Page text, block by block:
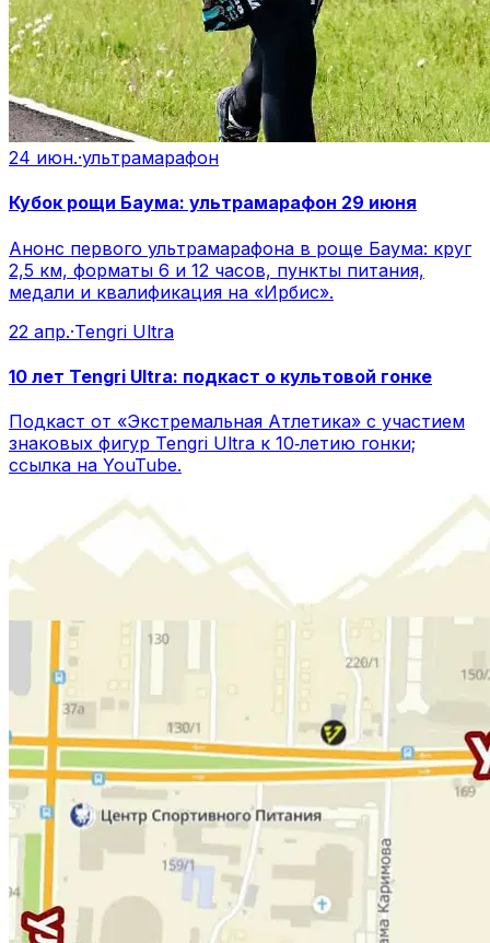
24 июн.·ультрамарафон
Кубок рощи Баума: ультрамарафон 29 июня
Анонс первого ультрамарафона в роще Баума: круг
2,5 км, форматы 6 и 12 часов, пункты питания,
медали и квалификация на «Ирбис».
22 апр.·Tengri Ultra
10 лет Tengri Ultra: подкаст о культовой гонке
Подкаст от «Экстремальная Атлетика» с участием
знаковых фигур Tengri Ultra к 10‑летию гонки;
ссылка на YouTube.